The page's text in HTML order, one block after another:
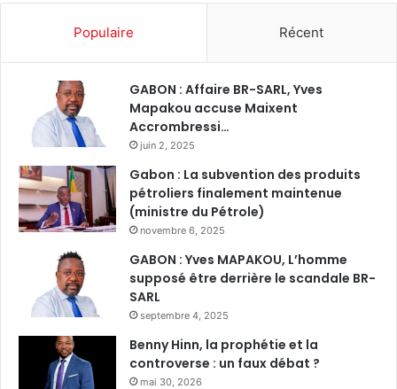
Populaire Récent
GABON : Affaire BR-SARL, Yves
Mapakou accuse Maixent
Accrombressi…
juin 2, 2025
Gabon : La subvention des produits
pétroliers finalement maintenue
(ministre du Pétrole)
novembre 6, 2025
GABON : Yves MAPAKOU, L’homme
supposé être derrière le scandale BR-
SARL
septembre 4, 2025
Benny Hinn, la prophétie et la
controverse : un faux débat ?
mai 30, 2026